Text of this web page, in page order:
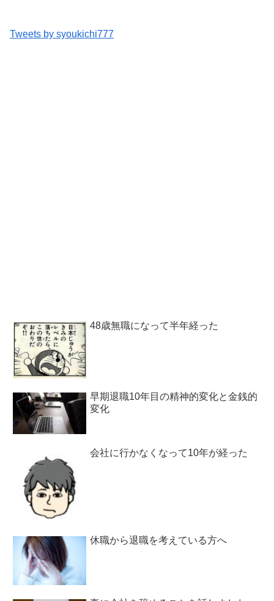
Tweets by syoukichi777
48歳無職になって半年経った
早期退職10年目の精神的変化と金銭的
変化
会社に行かなくなって10年が経った
休職から退職を考えている方へ